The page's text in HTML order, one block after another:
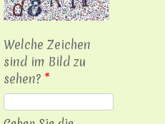
Welche Zeichen
sind im Bild zu
sehen? *